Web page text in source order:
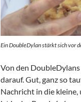
Ein DoubleDylan stärkt sich vor
Von den DoubleDylans
darauf. Gut, ganz so
Nachricht in die